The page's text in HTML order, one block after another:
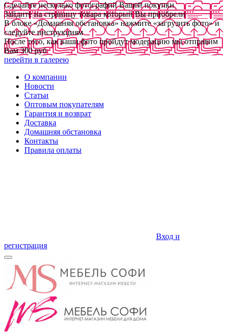
Сделайте несколько фотографий Вашей покупки
Зайдите на страницу товара который Вы приобрели
В блоке «Домашняя обстановка» нажмите «загрузить фото» и
следуйте инструкциям
После того, как ваши фото пройдут модерацию мы отправим
Вам 300 руб
перейти в галерею
О компании
Новости
Статьи
Оптовым покупателям
Гарантия и возврат
Доставка
Домашняя обстановка
Контакты
Правила оплаты
Вход и
регистрация